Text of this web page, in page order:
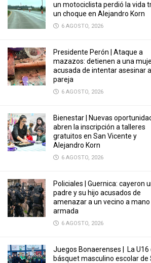
un motociclista perdió la vida
un choque en Alejandro Korn
6 AGOSTO, 2026
Presidente Perón | Ataque a
mazazos: detienen a una
acusada de intentar asesinar
pareja
6 AGOSTO, 2026
Bienestar | Nuevas
abren la inscripción a talleres
gratuitos en San Vicente y
Alejandro Korn
6 AGOSTO, 2026
Policiales | Guernica: cayeron
padre y su hijo acusados de
amenazar a un vecino a mano
armada
6 AGOSTO, 2026
Juegos Bonaerenses | La U16
básquet masculino escolar de